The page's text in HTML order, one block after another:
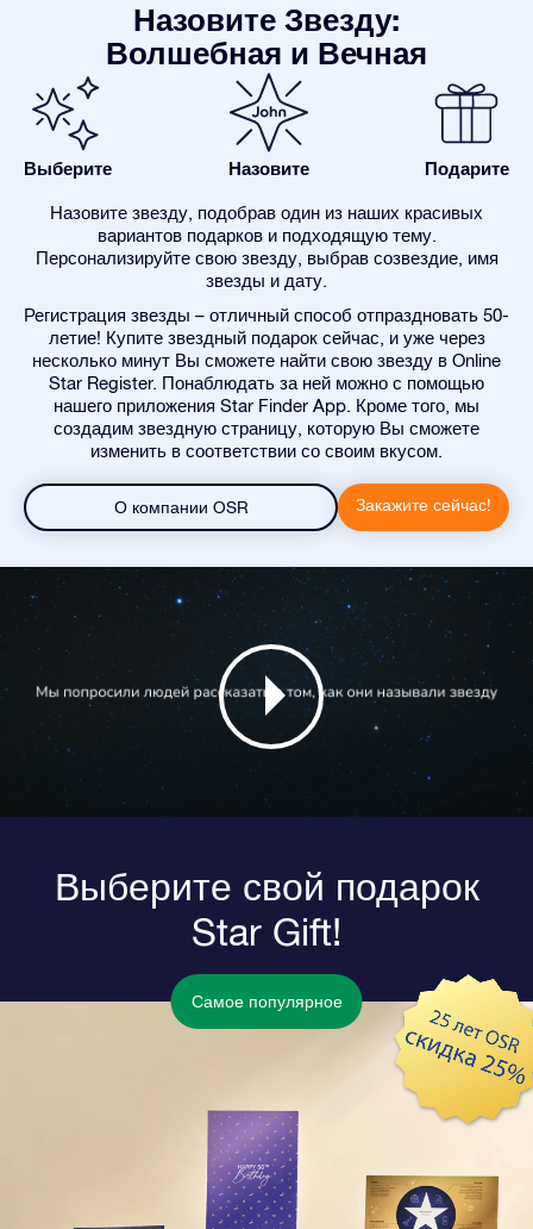
Назовите Звезду:
Волшебная и Вечная
Выберите Назовите Подарите
Назовите звезду, подобрав один из наших красивых
вариантов подарков и подходящую тему.
Персонализируйте свою звезду, выбрав созвездие, имя
звезды и дату.
Регистрация звезды – отличный способ отпраздновать 50-
летие! Купите звездный подарок сейчас, и уже через
несколько минут Вы сможете найти свою звезду в Online
Star Register. Понаблюдать за ней можно с помощью
нашего приложения Star Finder App. Кроме того, мы
создадим звездную страницу, которую Вы сможете
изменить в соответствии со своим вкусом.
О компании OSR Закажите сейчас!
Выберите свой подарок
Star Gift!
Самое популярное